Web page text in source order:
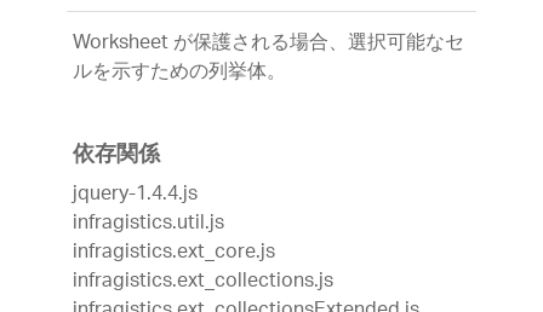
Worksheet が保護される場合、選択可能なセ
ルを示すための列挙体。
依存関係
jquery-1.4.4.js
infragistics.util.js
infragistics.ext_core.js
infragistics.ext_collections.js